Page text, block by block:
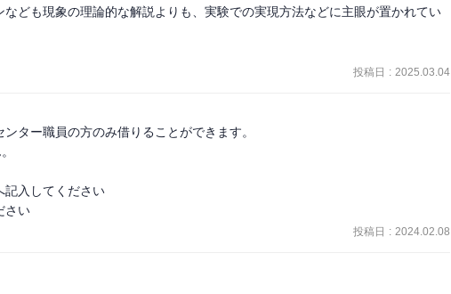
ども現象の理論的な解説よりも、実験での実現方法などに主眼が置かれてい
投稿日 : 2025.03.04
ター職員の方のみ借りることができます。
記入してください
さい
投稿日 : 2024.02.08